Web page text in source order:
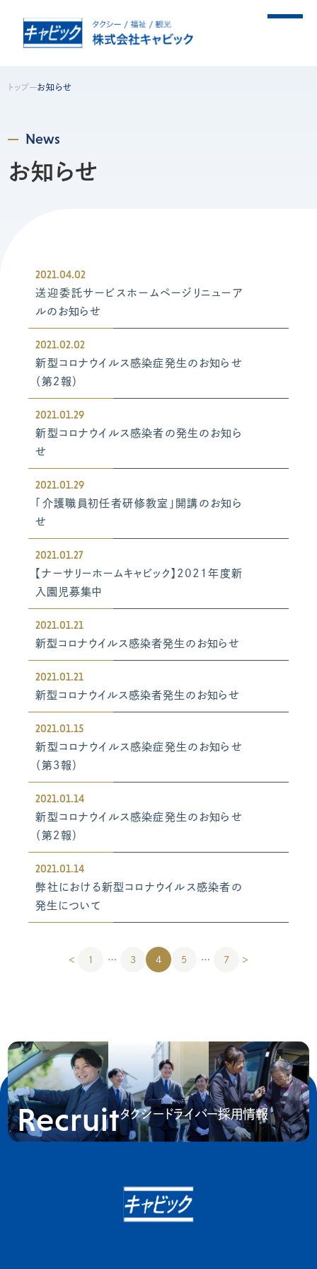
キャビックについて
トップ お知らせ
News
お知らせ
2021.04.02
送迎委託サービスホームページリニューア
ルのお知らせ
2021.02.02
新型コロナウイルス感染症発生のお知らせ
（第２報）
2021.01.29
新型コロナウイルス感染者の発生のお知ら
せ
2021.01.29
「介護職員初任者研修教室」開講のお知ら
せ
2021.01.27
【ナーサリーホームキャビック】2021年度新
入園児募集中
2021.01.21
新型コロナウイルス感染者発生のお知らせ
2021.01.21
新型コロナウイルス感染者発生のお知らせ
2021.01.15
新型コロナウイルス感染症発生のお知らせ
（第３報）
2021.01.14
新型コロナウイルス感染症発生のお知らせ
（第２報）
2021.01.14
弊社における新型コロナウイルス感染者の
発生について
＜前
1 … 3 4 5 … 7
次
＞
Recruitタクシードライバー採用情報